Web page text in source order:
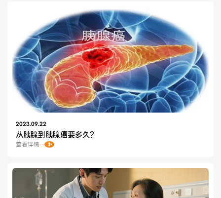
2023.09.22
从胰腺到胰腺癌要多久？
查看详情